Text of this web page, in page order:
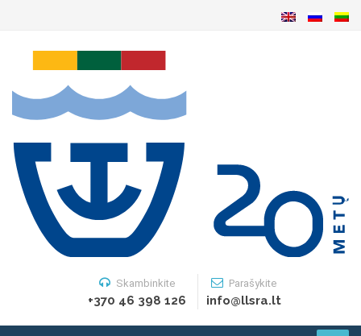
Skambinkite
+370 46 398 126
Parašykite
info@llsra.lt